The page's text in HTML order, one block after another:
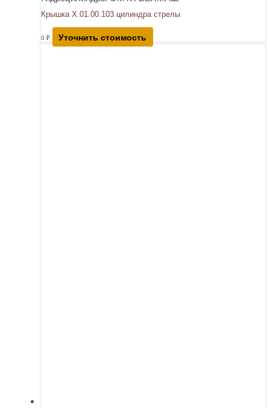
Крышка Х.01.00.103 цилиндра стрелы
0 ₽ Уточнить стоимость